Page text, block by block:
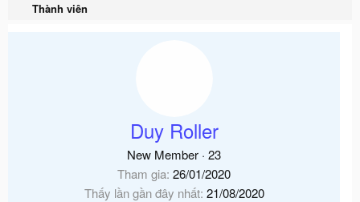
Thành viên
Duy Roller
New Member · 23
Tham gia 26/01/2020
Thấy lần gần đây nhất 21/08/2020